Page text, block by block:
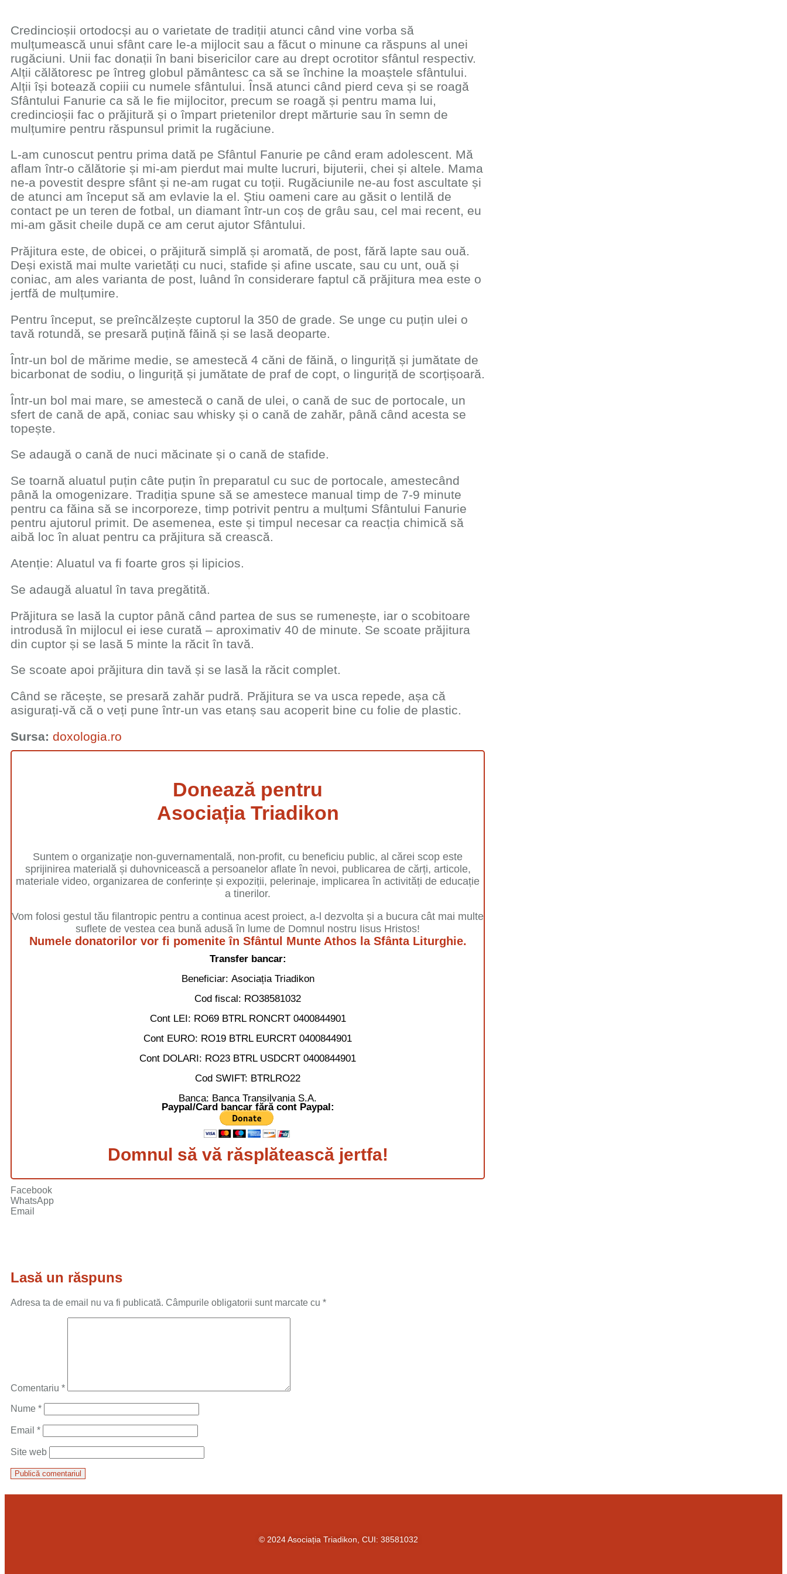
Credincioșii ortodocși au o varietate de tradiții atunci când vine vorba să
mulțumească unui sfânt care le-a mijlocit sau a făcut o minune ca răspuns al unei
rugăciuni. Unii fac donații în bani bisericilor care au drept ocrotitor sfântul respectiv.
Alții călătoresc pe întreg globul pământesc ca să se închine la moaștele sfântului.
Alții își botează copiii cu numele sfântului. Însă atunci când pierd ceva și se roagă
Sfântului Fanurie ca să le fie mijlocitor, precum se roagă și pentru mama lui,
credincioșii fac o prăjitură și o împart prietenilor drept mărturie sau în semn de
mulțumire pentru răspunsul primit la rugăciune.
L-am cunoscut pentru prima dată pe Sfântul Fanurie pe când eram adolescent. Mă
aflam într-o călătorie și mi-am pierdut mai multe lucruri, bijuterii, chei și altele. Mama
ne-a povestit despre sfânt și ne-am rugat cu toții. Rugăciunile ne-au fost ascultate și
de atunci am început să am evlavie la el. Știu oameni care au găsit o lentilă de
contact pe un teren de fotbal, un diamant într-un coș de grâu sau, cel mai recent, eu
mi-am găsit cheile după ce am cerut ajutor Sfântului.
Prăjitura este, de obicei, o prăjitură simplă și aromată, de post, fără lapte sau ouă.
Deși există mai multe varietăți cu nuci, stafide și afine uscate, sau cu unt, ouă și
coniac, am ales varianta de post, luând în considerare faptul că prăjitura mea este o
jertfă de mulțumire.
Pentru început, se preîncălzește cuptorul la 350 de grade. Se unge cu puțin ulei o
tavă rotundă, se presară puțină făină și se lasă deoparte.
Într-un bol de mărime medie, se amestecă 4 căni de făină, o linguriță și jumătate de
bicarbonat de sodiu, o linguriță și jumătate de praf de copt, o linguriță de scorțișoară.
Într-un bol mai mare, se amestecă o cană de ulei, o cană de suc de portocale, un
sfert de cană de apă, coniac sau whisky și o cană de zahăr, până când acesta se
topește.
Se adaugă o cană de nuci măcinate și o cană de stafide.
Se toarnă aluatul puțin câte puțin în preparatul cu suc de portocale, amestecând
până la omogenizare. Tradiția spune să se amestece manual timp de 7-9 minute
pentru ca făina să se incorporeze, timp potrivit pentru a mulțumi Sfântului Fanurie
pentru ajutorul primit. De asemenea, este și timpul necesar ca reacția chimică să
aibă loc în aluat pentru ca prăjitura să crească.
Atenție: Aluatul va fi foarte gros și lipicios.
Se adaugă aluatul în tava pregătită.
Prăjitura se lasă la cuptor până când partea de sus se rumenește, iar o scobitoare
introdusă în mijlocul ei iese curată – aproximativ 40 de minute. Se scoate prăjitura
din cuptor și se lasă 5 minte la răcit în tavă.
Se scoate apoi prăjitura din tavă și se lasă la răcit complet.
Când se răcește, se presară zahăr pudră. Prăjitura se va usca repede, așa că
asigurați-vă că o veți pune într-un vas etanș sau acoperit bine cu folie de plastic.
Sursa: doxologia.ro
Donează pentru
Asociația Triadikon
Suntem o organizaţie non-guvernamentală, non-profit, cu beneficiu public, al cărei scop este
sprijinirea materială și duhovnicească a persoanelor aflate în nevoi, publicarea de cărți, articole,
materiale video, organizarea de conferințe și expoziții, pelerinaje, implicarea în activități de educație
a tinerilor.
Vom folosi gestul tău filantropic pentru a continua acest proiect, a-l dezvolta și a bucura cât mai multe
suflete de vestea cea bună adusă în lume de Domnul nostru Iisus Hristos!
Numele donatorilor vor fi pomenite în Sfântul Munte Athos la Sfânta Liturghie.
Transfer bancar:
Beneficiar: Asociația Triadikon
Cod fiscal: RO38581032
Cont LEI: RO69 BTRL RONCRT 0400844901
Cont EURO: RO19 BTRL EURCRT 0400844901
Cont DOLARI: RO23 BTRL USDCRT 0400844901
Cod SWIFT: BTRLRO22
Banca: Banca Transilvania S.A.
Paypal/Card bancar fără cont Paypal:
Domnul să vă răsplătească jertfa!
Facebook
WhatsApp
Email
Lasă un răspuns
Adresa ta de email nu va fi publicată. Câmpurile obligatorii sunt marcate cu *
Comentariu *
Nume *
Email *
Site web
© 2024 Asociația Triadikon, CUI: 38581032